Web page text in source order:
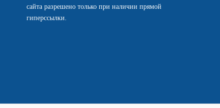
сайта разрешено только при наличии прямой
гиперссылки.